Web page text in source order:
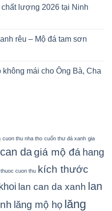
chất lượng 2026 tại Ninh
rêu – Mộ đá tam sơn
không mái cho Ông Bà, Cha
cuon thu nha tho cuốn thư đá xanh gia
dagiá mộ đá hang
cuon thu kích thước
lan can da xanh lan
lăng mộ họ lăng